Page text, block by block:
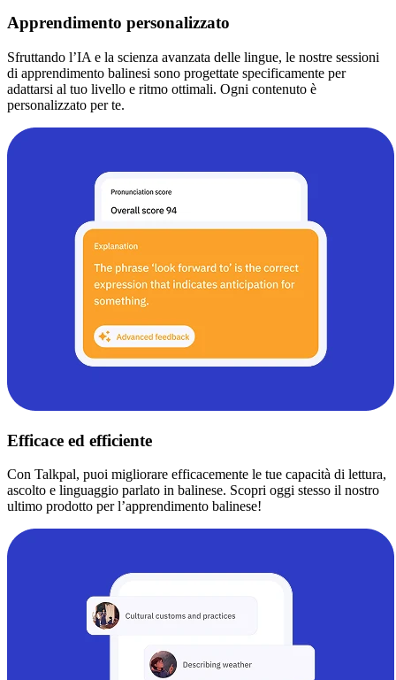
Apprendimento personalizzato
Sfruttando l’IA e la scienza avanzata delle lingue, le nostre sessioni
di apprendimento balinesi sono progettate specificamente per
adattarsi al tuo livello e ritmo ottimali. Ogni contenuto è
personalizzato per te.
Efficace ed efficiente
Con Talkpal, puoi migliorare efficacemente le tue capacità di lettura,
ascolto e linguaggio parlato in balinese. Scopri oggi stesso il nostro
ultimo prodotto per l’apprendimento balinese!